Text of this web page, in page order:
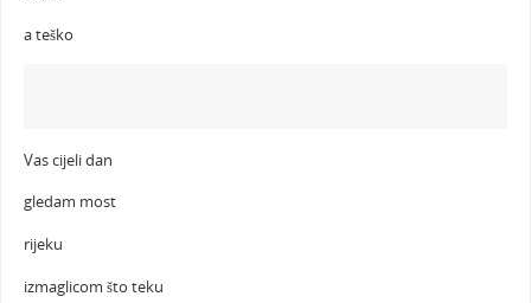
a teško
Vas cijeli dan
gledam most
rijeku
izmaglicom što teku